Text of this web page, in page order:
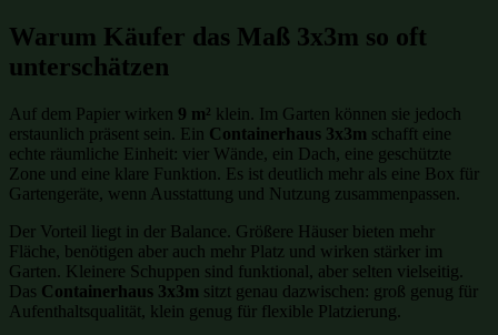
Warum Käufer das Maß 3x3m so oft
unterschätzen
Auf dem Papier wirken 9 m² klein. Im Garten können sie jedoch
erstaunlich präsent sein. Ein Containerhaus 3x3m schafft eine
echte räumliche Einheit: vier Wände, ein Dach, eine geschützte
Zone und eine klare Funktion. Es ist deutlich mehr als eine Box für
Gartengeräte, wenn Ausstattung und Nutzung zusammenpassen.
Der Vorteil liegt in der Balance. Größere Häuser bieten mehr
Fläche, benötigen aber auch mehr Platz und wirken stärker im
Garten. Kleinere Schuppen sind funktional, aber selten vielseitig.
Das Containerhaus 3x3m sitzt genau dazwischen: groß genug für
Aufenthaltsqualität, klein genug für flexible Platzierung.